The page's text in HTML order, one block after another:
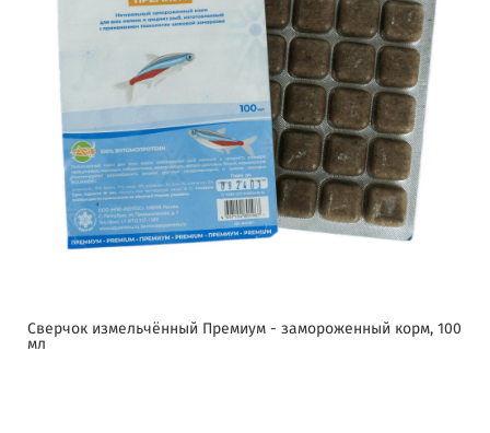
Сверчок измельчённый Премиум - замороженный корм, 100
мл